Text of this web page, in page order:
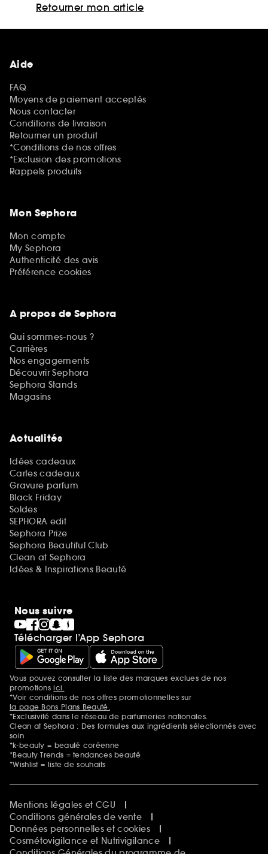
Retourner mon article
Aide
FAQ
Moyens de paiement acceptés
Nous contacter
Conditions de livraison
Retourner un produit
*Conditions de nos offres
*Exclusion des promotions
Rappels produits
Mon Sephora
Mon compte
My Sephora
Authenticité des avis
Préférence cookies
A propos de Sephora
Qui sommes-nous ?
Carrières
Nos engagements
Découvrir Sephora
Sephora Stands
Magasins
Actualités
Idées cadeaux
Cartes cadeaux
Gravure parfum
Black Friday
Soldes
SEPHORA edit
Sephora Prize
Sephora Beautiful Club
Clean at Sephora
Idées & Inspirations Beauté
Nous suivre
Télécharger l’App Sephora
Mentions additionnelles
Vous pouvez consulter la liste des marques exclues de nos
promotionsici.
*Voir conditions de nos offres promotionnelles sur
la page Bons Plans Beauté.
*Exclusivité dans le réseau de parfumeries nationales.
Clean at Sephora : Des formules aux ingrédients sélectionnés avec
soin
*k-beauty = beauté coréenne
*Beauty Trends = tendances beauté
*Wishlist = liste de souhaits
Mentions légales et CGU
Conditions générales de vente
Données personnelles et cookies
Cosmétovigilance et Nutrivigilance